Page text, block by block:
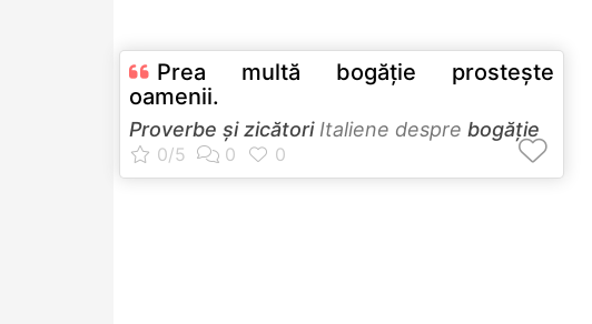
Prea multă bogăţie prosteşte
oamenii.
Proverbe și zicătoriItaliene despre bogăție